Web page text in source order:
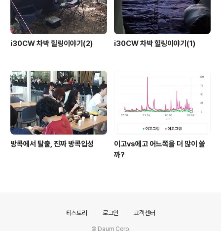
i30CW 차박 힐링이야기(2) i30CW 차박 힐링이야기(1)
방콕에서 탈출, 진짜 방콕입성
이고vs에고 어느쪽을 더 많이 쓸
까?
티스토리 로그인 고객센터
© Daum Corp.